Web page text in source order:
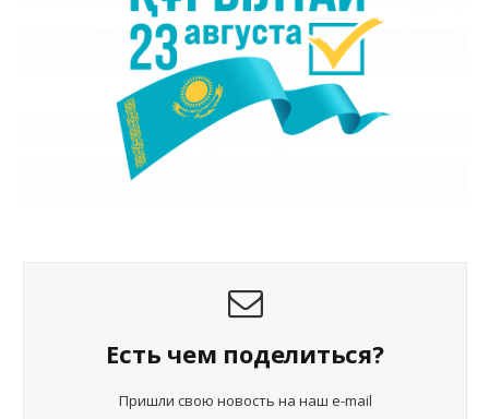
Есть чем поделиться?
Пришли свою новость на наш e-mail